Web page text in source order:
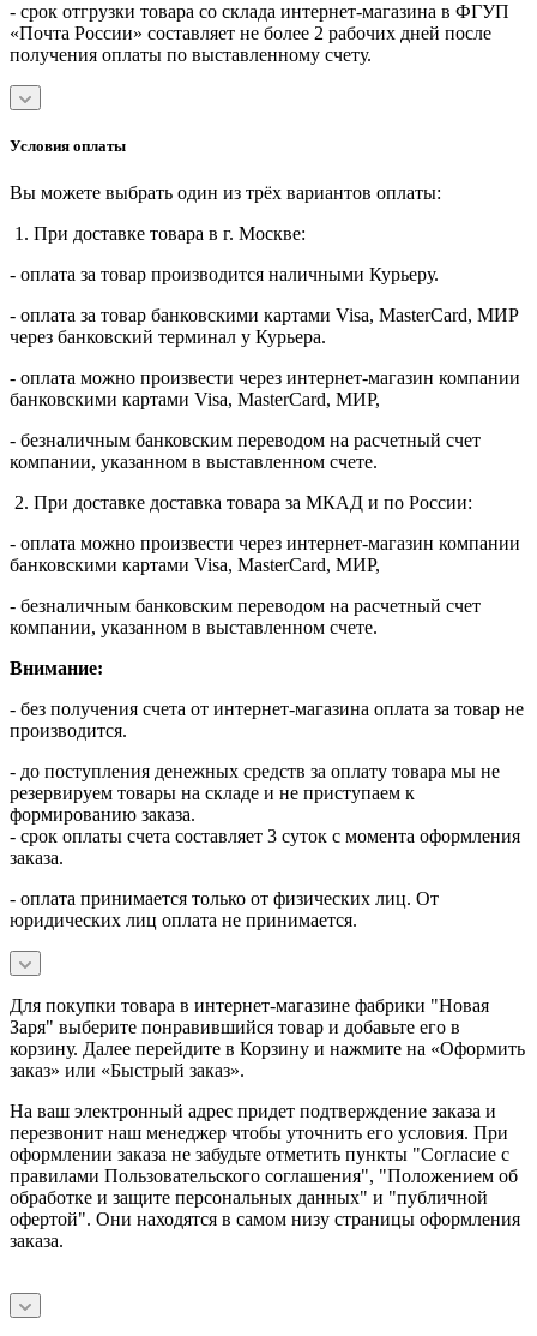
- срок отгрузки товара со склада интернет-магазина в ФГУП
«Почта России» составляет не более 2 рабочих дней после
получения оплаты по выставленному счету.
Условия оплаты
Вы можете выбрать один из трёх вариантов оплаты:
1. При доставке товара в г. Москве:
- оплата за товар производится наличными Курьеру.
- оплата за товар банковскими картами Visa, MasterСard, МИР
через банковский терминал у Курьера.
- оплата можно произвести через интернет-магазин компании
банковскими картами Visa, MasterСard, МИР,
- безналичным банковским переводом на расчетный счет
компании, указанном в выставленном счете.
2. При доставке доставка товара за МКАД и по России:
- оплата можно произвести через интернет-магазин компании
банковскими картами Visa, MasterСard, МИР,
- безналичным банковским переводом на расчетный счет
компании, указанном в выставленном счете.
Внимание:
- без получения счета от интернет-магазина оплата за товар не
производится.
- до поступления денежных средств за оплату товара мы не
резервируем товары на складе и не приступаем к
формированию заказа.
- срок оплаты счета составляет 3 суток с момента оформления
заказа.
- оплата принимается только от физических лиц. От
юридических лиц оплата не принимается.
Для покупки товара в интернет-магазине фабрики "Новая
Заря" выберите понравившийся товар и добавьте его в
корзину. Далее перейдите в Корзину и нажмите на «Оформить
заказ» или «Быстрый заказ».
На ваш электронный адрес придет подтверждение заказа и
перезвонит наш менеджер чтобы уточнить его условия. При
оформлении заказа не забудьте отметить пункты "Согласие с
правилами Пользовательского соглашения", "Положением об
обработке и защите персональных данных" и "публичной
офертой". Они находятся в самом низу страницы оформления
заказа.